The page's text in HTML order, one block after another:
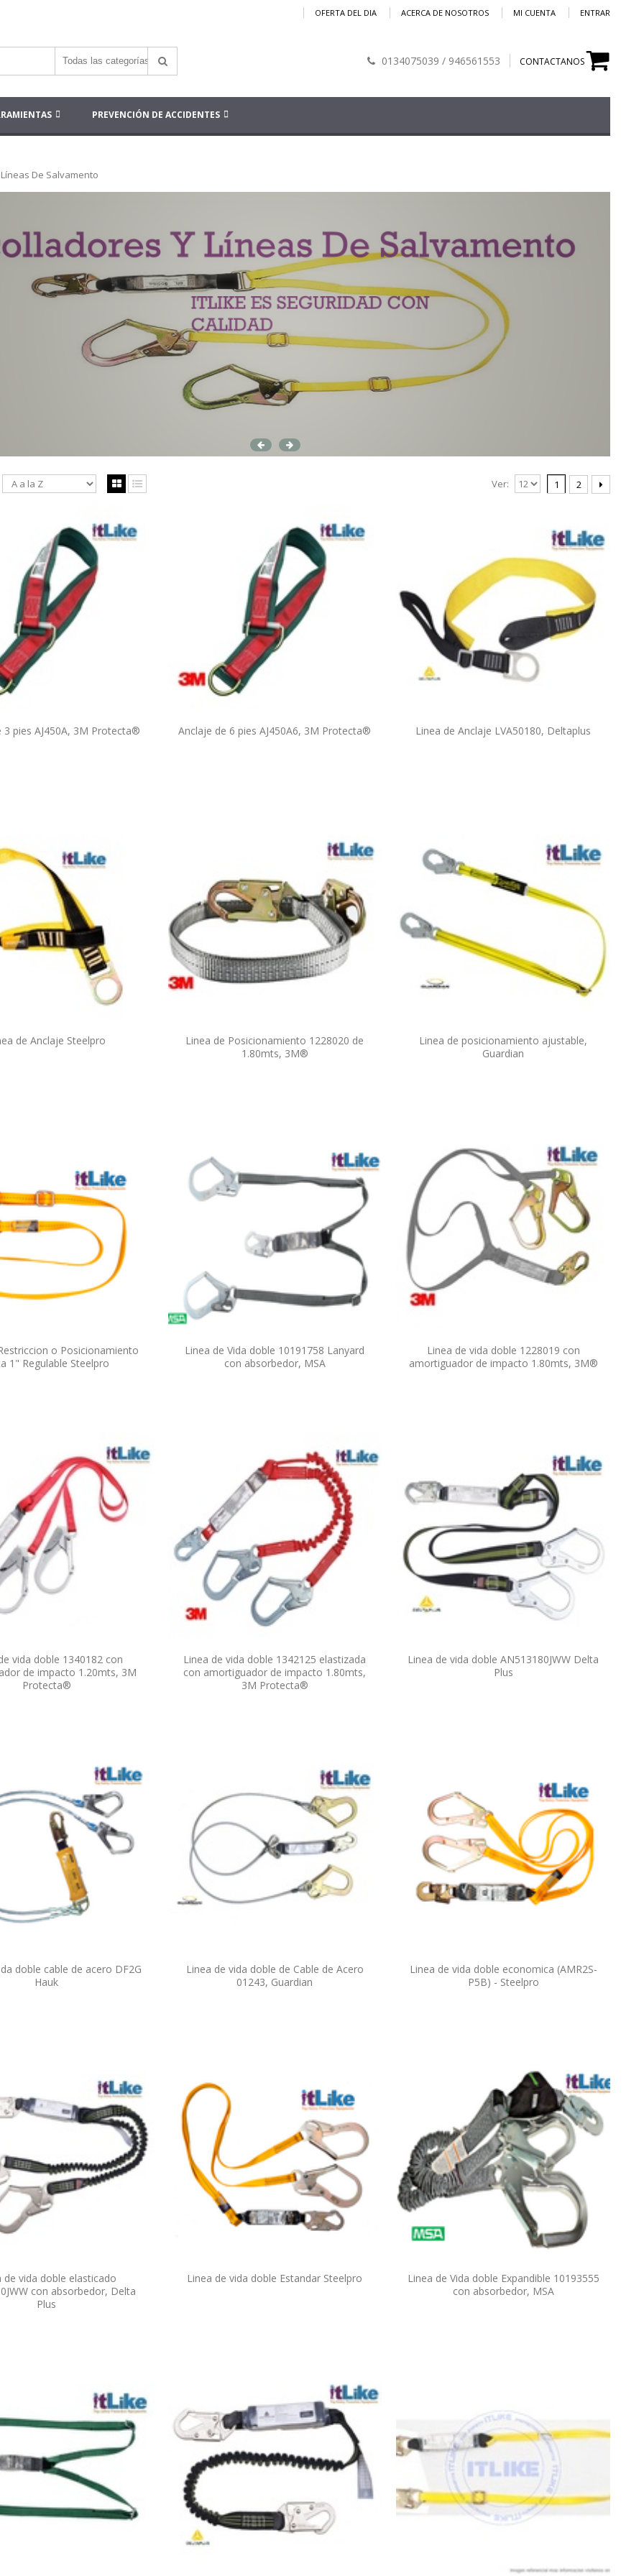
OFERTA DEL DIA ACERCA DE NOSOTROS MI CUENTA ENTRAR
0134075039 / 946561553 CONTACTANOS
PREVENCIÓN DE ACCIDENTES
De Salvamento
1 2
Ver:
3 pies AJ450A, 3M Protecta® Anclaje de 6 pies AJ450A6, 3M Protecta® Linea de Anclaje LVA50180, Deltaplus
de Anclaje Steelpro
Linea de Posicionamiento 1228020 de
1.80mts, 3M®
Linea de posicionamiento ajustable,
Guardian
o Posicionamiento
1" Regulable Steelpro
Linea de Vida doble 10191758 Lanyard
con absorbedor, MSA
Linea de vida doble 1228019 con
amortiguador de impacto 1.80mts, 3M®
vida doble 1340182 con
de impacto 1.20mts, 3M
Protecta®
Linea de vida doble 1342125 elastizada
con amortiguador de impacto 1.80mts,
3M Protecta®
Linea de vida doble AN513180JWW Delta
Plus
doble cable de acero DF2G
Hauk
Linea de vida doble de Cable de Acero
01243, Guardian
Linea de vida doble economica (AMR2S-
P5B) - Steelpro
de vida doble elasticado
con absorbedor, Delta
Plus
Linea de vida doble Estandar Steelpro
Linea de Vida doble Expandible 10193555
con absorbedor, MSA